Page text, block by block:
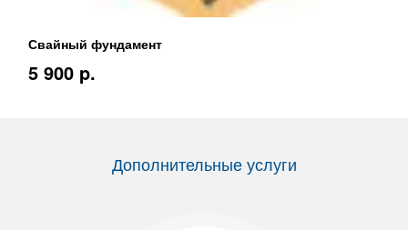
Свайный фундамент
5 900 p.
Дополнительные услуги